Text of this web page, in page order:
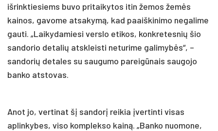
išrinktiesiems buvo pritaikytos itin žemos žemės
kainos, gavome atsakymą, kad paaiškinimo negalime
gauti. „Laikydamiesi verslo etikos, konkretesnių šio
sandorio detalių atskleisti neturime galimybės“, –
sandorių detales su saugumo pareigūnais saugojo
banko atstovas.
Anot jo, vertinat šį sandorį reikia įvertinti visas
aplinkybes, viso komplekso kainą. „Banko nuomone,